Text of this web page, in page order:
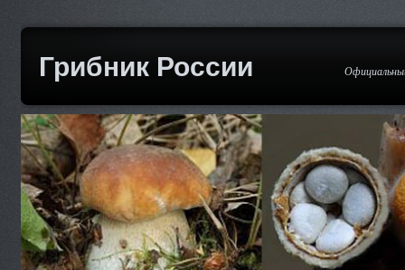
Грибник России